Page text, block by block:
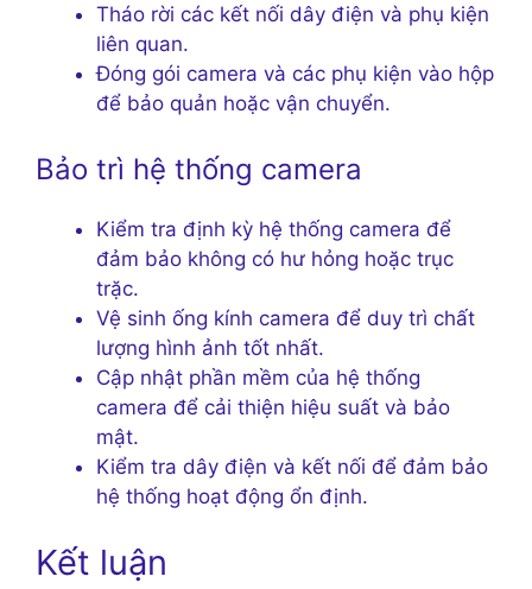
Tháo rời các kết nối dây điện và phụ kiện
liên quan.
Đóng gói camera và các phụ kiện vào hộp
để bảo quản hoặc vận chuyển.
Bảo trì hệ thống camera
Kiểm tra định kỳ hệ thống camera để
đảm bảo không có hư hỏng hoặc trục
trặc.
Vệ sinh ống kính camera để duy trì chất
lượng hình ảnh tốt nhất.
Cập nhật phần mềm của hệ thống
camera để cải thiện hiệu suất và bảo
mật.
Kiểm tra dây điện và kết nối để đảm bảo
hệ thống hoạt động ổn định.
Kết luận